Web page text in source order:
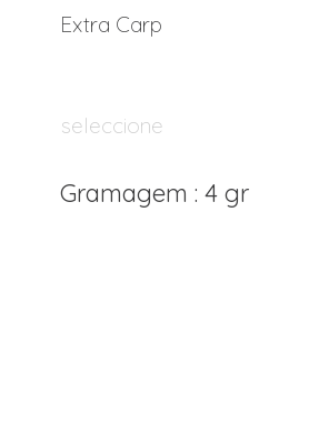
Extra Carp
seleccione
Gramagem : 4 gr